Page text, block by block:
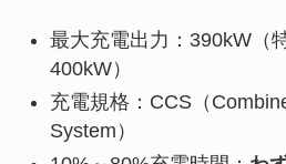
最大充電出力：390kW（
400kW）
充電規格：CCS（
System）